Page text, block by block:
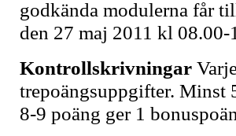
godkända modulerna får
den 27 maj 2011 kl
Kontrollskrivningar
trepoängsuppgifter. Minst
8-9 poäng ger 1